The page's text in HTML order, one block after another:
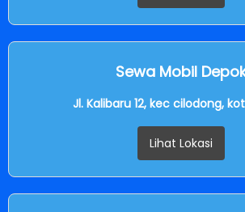
Sewa Mobil
Jl. Kalibaru 12, kec cilodong,
Lihat Lokasi